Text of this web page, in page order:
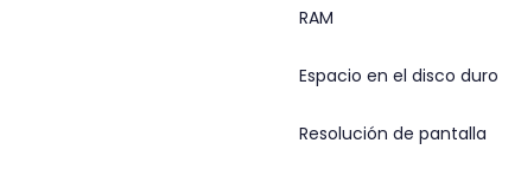
RAM
Espacio en el disco duro
Resolución de pantalla